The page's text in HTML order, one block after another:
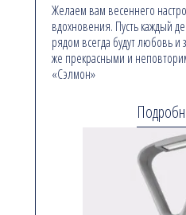
Желаем вам весеннего
вдохновения. Пусть каждый
рядом всегда будут любовь и
же прекрасными и
«Сэлмон»